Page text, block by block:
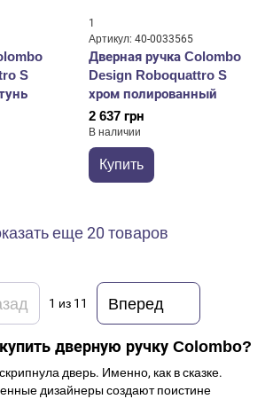
S
1
Артикул: 40-0033565
Дверная ручка Colombo
Design Roboquattro S
хром полированный
2 637 грн
В наличии
Купить
еще 20 товаров
1 из 11 Вперед
дверную ручку Colombo?
скрипнула дверь. Именно, как в сказке.
дизайнеры создают поистине